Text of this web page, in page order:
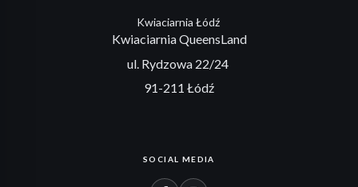
Kwiaciarnia Łódź
Kwiaciarnia QueensLand
ul. Rydzowa 22/24
91-211 Łódź
SOCIAL MEDIA